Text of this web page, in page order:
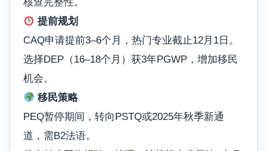
提前规划
CAQ申请提前3–6个月，热门专业截止12月1日。
选择DEP（16–18个月）获3年PGWP，增加移民
机会。
移民策略
PEQ暂停期间，转向PSTQ或2025年秋季新通
道，需B2法语。